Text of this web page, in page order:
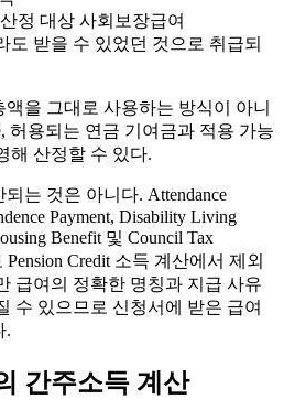
산정 대상 사회보장급여
도 받을 수 있었던 것으로 취급되
을 그대로 사용하는 방식이 아니
허용되는 연금 기여금과 적용 가능
해 산정할 수 있다.
는 것은 아니다. Attendance
Payment, Disability Living
Benefit 및 Council Tax
Credit 소득 계산에서 제외
급여의 정확한 명칭과 지급 사유
수 있으므로 신청서에 받은 급여
.
간주소득 계산